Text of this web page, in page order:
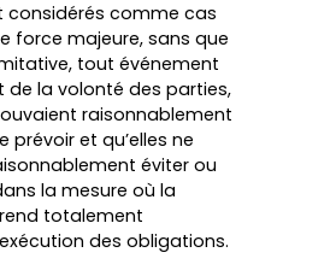
comme cas
force majeure, sans que
tout événement
de la volonté des parties,
raisonnablement
prévoir et qu’elles ne
éviter ou
la mesure où la
totalement
des obligations.